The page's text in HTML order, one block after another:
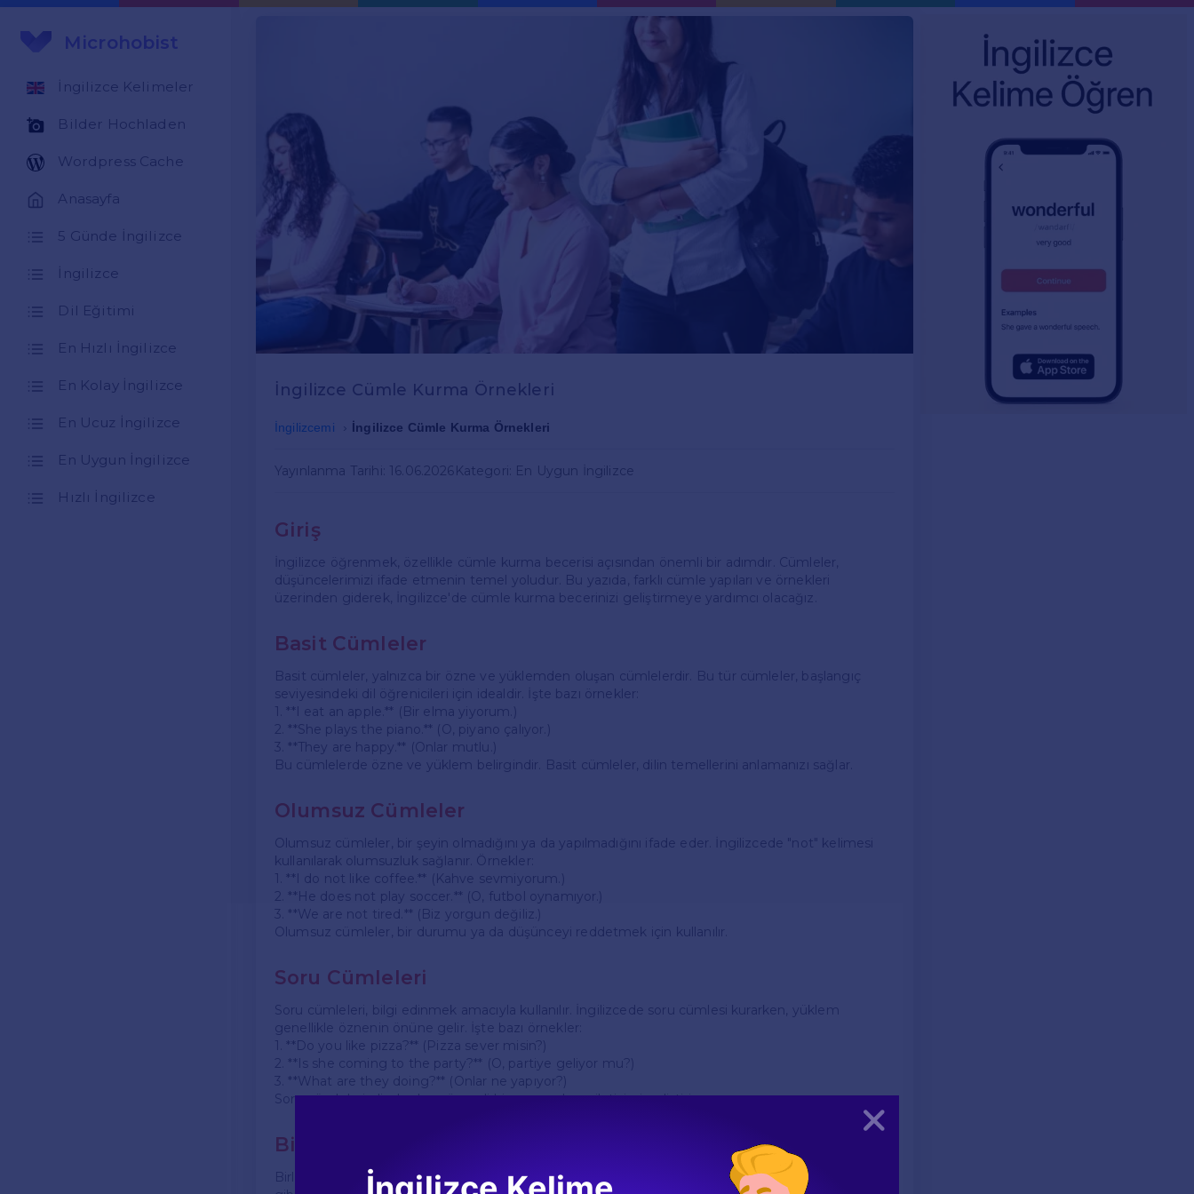
Microhobist
İngilizce Kelimeler
Bilder Hochladen
Wordpress Cache
Anasayfa
5 Günde İngilizce
İngilizce
Dil Eğitimi
En Hızlı İngilizce
En Kolay İngilizce
En Ucuz İngilizce
En Uygun İngilizce
Hızlı İngilizce
İngilizce Cümle Kurma Örnekleri
İngilizcemi İngilizce Cümle Kurma Örnekleri
Yayınlanma Tarihi: 16.06.2026 Kategori: En Uygun İngilizce
Giriş
İngilizce öğrenmek, özellikle cümle kurma becerisi açısından önemli bir adımdır. Cümleler,
düşüncelerimizi ifade etmenin temel yoludur. Bu yazıda, farklı cümle yapıları ve örnekleri
üzerinden giderek, İngilizce'de cümle kurma becerinizi geliştirmeye yardımcı olacağız.
Basit Cümleler
Basit cümleler, yalnızca bir özne ve yüklemden oluşan cümlelerdir. Bu tür cümleler, başlangıç
seviyesindeki dil öğrenicileri için idealdir. İşte bazı örnekler:
1. **I eat an apple.** (Bir elma yiyorum.)
2. **She plays the piano.** (O, piyano çalıyor.)
3. **They are happy.** (Onlar mutlu.)
Bu cümlelerde özne ve yüklem belirgindir. Basit cümleler, dilin temellerini anlamanızı sağlar.
Olumsuz Cümleler
Olumsuz cümleler, bir şeyin olmadığını ya da yapılmadığını ifade eder. İngilizcede "not" kelimesi
kullanılarak olumsuzluk sağlanır. Örnekler:
1. **I do not like coffee.** (Kahve sevmiyorum.)
2. **He does not play soccer.** (O, futbol oynamıyor.)
3. **We are not tired.** (Biz yorgun değiliz.)
Olumsuz cümleler, bir durumu ya da düşünceyi reddetmek için kullanılır.
Soru Cümleleri
Soru cümleleri, bilgi edinmek amacıyla kullanılır. İngilizcede soru cümlesi kurarken, yüklem
genellikle öznenin önüne gelir. İşte bazı örnekler:
1. **Do you like pizza?** (Pizza sever misin?)
2. **Is she coming to the party?** (O, partiye geliyor mu?)
3. **What are they doing?** (Onlar ne yapıyor?)
Soru cümleleri, diyalogların önemli bir parçasıdır ve iletişimi geliştirir.
Birleşik Cümleler
Birleşik cümleler, iki veya daha fazla basit cümlenin bir araya gelmesiyle oluşur. "And", "but" ve "or"
Kapat